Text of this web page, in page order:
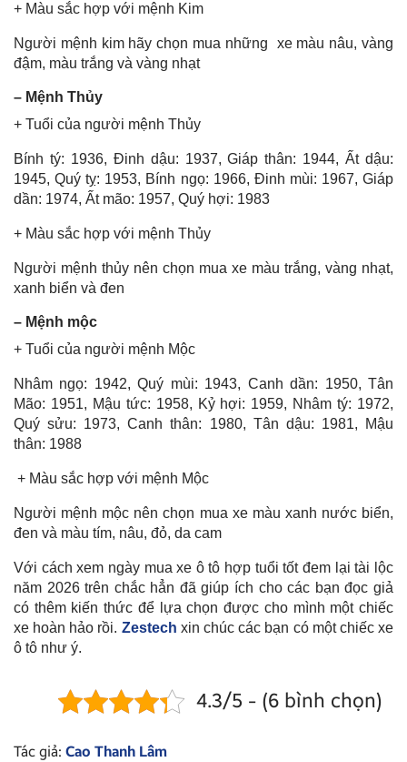
+ Màu sắc hợp với mệnh Kim
Người mệnh kim hãy chọn mua những xe màu nâu, vàng
đậm, màu trắng và vàng nhạt
– Mệnh Thủy
+ Tuổi của người mệnh Thủy
Bính tý: 1936, Đinh dậu: 1937, Giáp thân: 1944, Ất dậu:
1945, Quý tỵ: 1953, Bính ngọ: 1966, Đinh mùi: 1967, Giáp
dần: 1974, Ất mão: 1957, Quý hợi: 1983
+ Màu sắc hợp với mệnh Thủy
Người mệnh thủy nên chọn mua xe màu trắng, vàng nhạt,
xanh biển và đen
– Mệnh mộc
+ Tuổi của người mệnh Mộc
Nhâm ngọ: 1942, Quý mùi: 1943, Canh dần: 1950, Tân
Mão: 1951, Mậu tức: 1958, Kỷ hợi: 1959, Nhâm tý: 1972,
Quý sửu: 1973, Canh thân: 1980, Tân dậu: 1981, Mậu
thân: 1988
+ Màu sắc hợp với mệnh Mộc
Người mệnh mộc nên chọn mua xe màu xanh nước biển,
đen và màu tím, nâu, đỏ, da cam
Với cách xem ngày mua xe ô tô hợp tuổi tốt đem lại tài lộc
năm 2026 trên chắc hẳn đã giúp ích cho các bạn đọc giả
có thêm kiến thức để lựa chọn được cho mình một chiếc
xe hoàn hảo rồi. Zestech xin chúc các bạn có một chiếc xe
ô tô như ý.
4.3/5 - (6 bình chọn)
Tác giả: Cao Thanh Lâm